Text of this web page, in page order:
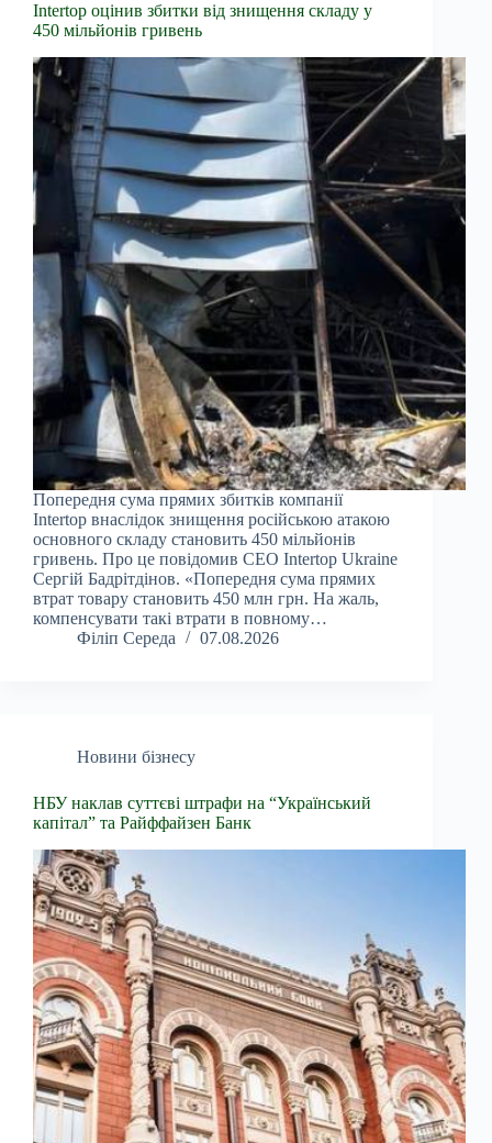
Intertop оцінив збитки від знищення складу у
450 мільйонів гривень
Попередня сума прямих збитків компанії
Intertop внаслідок знищення російською атакою
основного складу становить 450 мільйонів
гривень. Про це повідомив CEO Intertop Ukraine
Сергій Бадрітдінов. «Попередня сума прямих
втрат товару становить 450 млн грн. На жаль,
компенсувати такі втрати в повному…
Філіп Середа
07.08.2026
Новини бізнесу
НБУ наклав суттєві штрафи на “Український
капітал” та Райффайзен Банк